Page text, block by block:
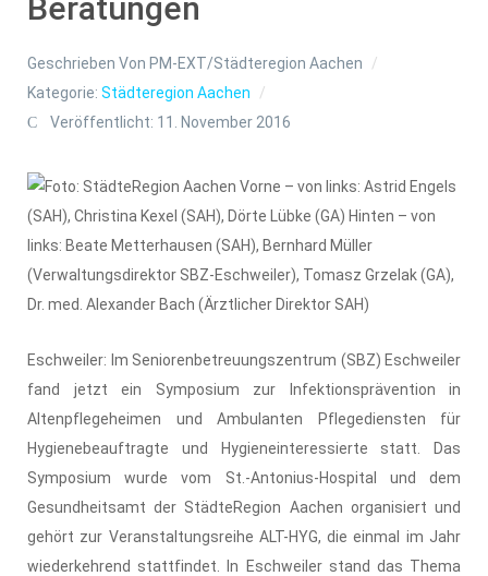
Beratungen
Geschrieben Von PM-EXT/Städteregion Aachen
Kategorie: Städteregion Aachen
Veröffentlicht: 11. November 2016
Eschweiler: Im Seniorenbetreuungszentrum (SBZ) Eschweiler
fand jetzt ein Symposium zur Infektionsprävention in
Altenpflegeheimen und Ambulanten Pflegediensten für
Hygienebeauftragte und Hygieneinteressierte statt. Das
Symposium wurde vom St.-Antonius-Hospital und dem
Gesundheitsamt der StädteRegion Aachen organisiert und
gehört zur Veranstaltungsreihe ALT-HYG, die einmal im Jahr
wiederkehrend stattfindet. In Eschweiler stand das Thema